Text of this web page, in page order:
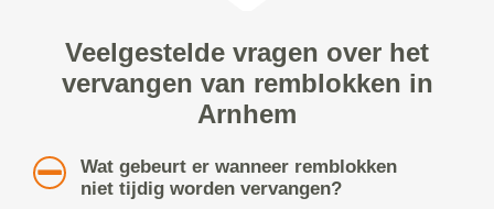
Veelgestelde vragen over het
vervangen van remblokken in
Arnhem
Wat gebeurt er wanneer remblokken
niet tijdig worden vervangen?